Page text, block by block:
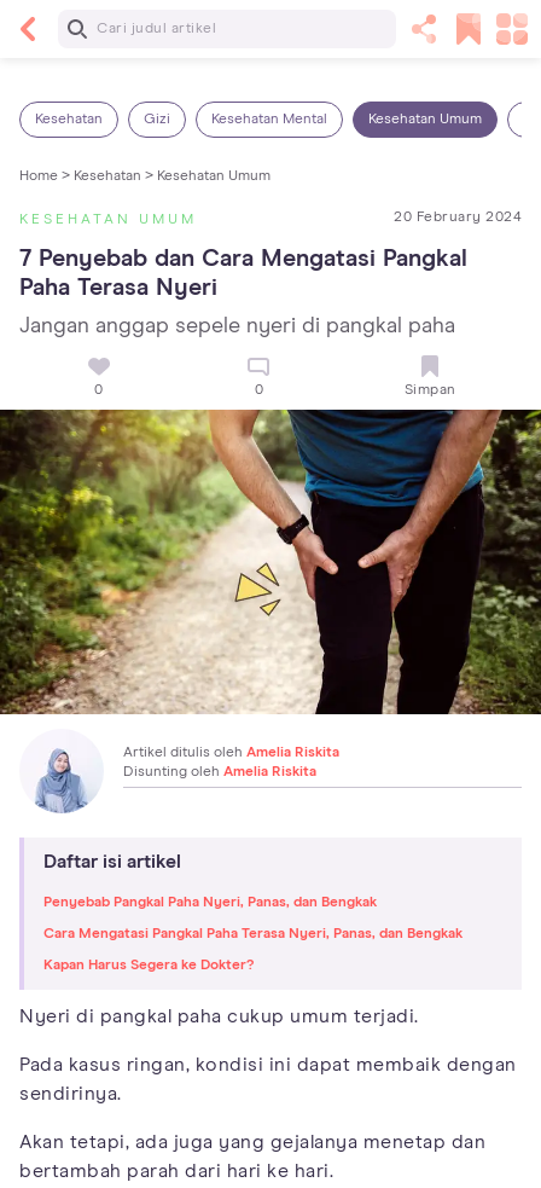
Baca Selanjutnya
Kesehatan Gizi Kesehatan Mental Kesehatan Umum
Home > Kesehatan > Kesehatan Umum
KESEHATAN UMUM 20 February 2024
7 Penyebab dan Cara Mengatasi Pangkal
Paha Terasa Nyeri
Jangan anggap sepele nyeri di pangkal paha
0 0 Simpan
Artikel ditulis oleh Amelia Riskita
Disunting oleh Amelia Riskita
Daftar isi artikel
Penyebab Pangkal Paha Nyeri, Panas, dan Bengkak
Cara Mengatasi Pangkal Paha Terasa Nyeri, Panas, dan Bengkak
Kapan Harus Segera ke Dokter?
Nyeri di pangkal paha cukup umum terjadi.
Pada kasus ringan, kondisi ini dapat membaik dengan
sendirinya.
Akan tetapi, ada juga yang gejalanya menetap dan
bertambah parah dari hari ke hari.